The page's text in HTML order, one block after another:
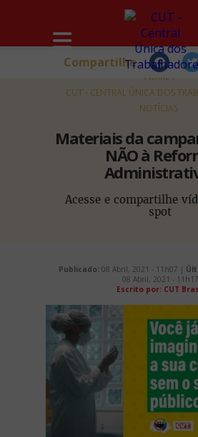
HOME
CUT - CENTRAL ÚNICA DOS
NOTÍCIAS
Materiais da
NÃO à
Acesse e compartilhe
spot
Compartilhe
Publicado: 08 Abril, 2021 - 11h07 |
08 Abril, 2021 - 11h17
Escrito por: CUT